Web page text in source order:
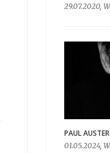
29.07.2020,
PAUL
01.05.2024,